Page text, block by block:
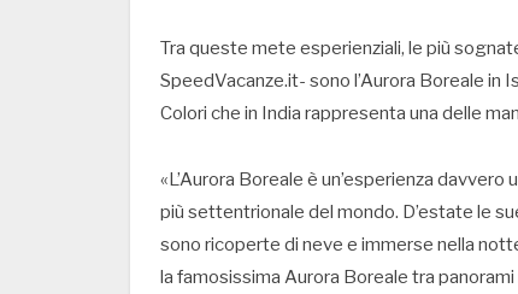
Tra queste mete esperienziali, le più
SpeedVacanze.it- sono l’Aurora Boreale in
Colori che in India rappresenta una delle
«L’Aurora Boreale è un’esperienza davvero
più settentrionale del mondo. D’estate le
sono ricoperte di neve e immerse nella
la famosissima Aurora Boreale tra